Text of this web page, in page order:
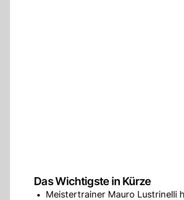
Das Wichtigste in Kürze
Meistertrainer Mauro Lustrinelli